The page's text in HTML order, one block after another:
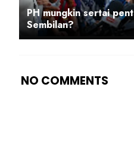
PH mungkin sertai
Sembilan?
NO COMMENTS